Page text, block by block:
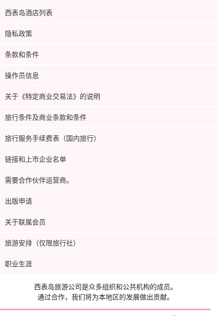
西表岛酒店列表
隐私政策
条款和条件
操作员信息
关于《特定商业交易法》的说明
旅行条件及商业条款和条件
旅行服务手续费表（国内旅行）
链接和上市企业名单
需要合作伙伴运营商。
出版申请
关于联属会员
旅游安排（仅限旅行社）
职业生涯
西表岛旅游公司是众多组织和公共机构的成员。
通过合作，我们将为本地区的发展做出贡献。